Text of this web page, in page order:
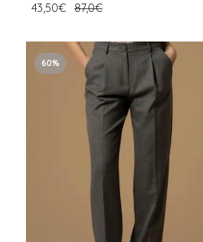
43,50€ 87,0€
60%